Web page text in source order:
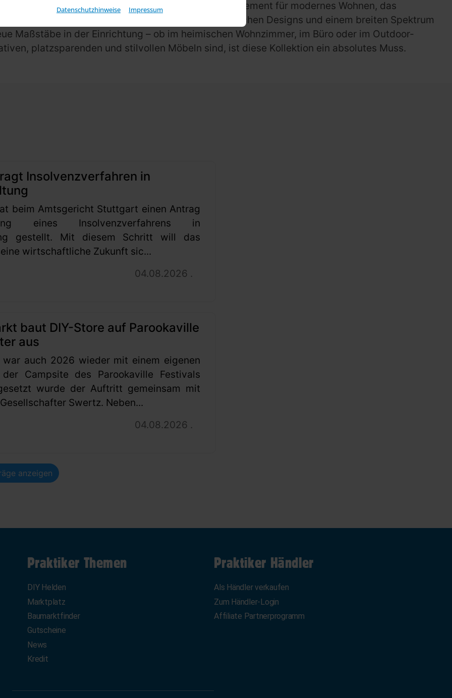
Datenschutzhinweise Impressum
mehr als nur eine Sitzgelegenheit. Sie sind ein Statement für modernes Wohnen, das
vereint. Mit einer Vielfalt an Materialien, ergonomischen Designs und einem breiten Spektrum
Maßstäbe in der Einrichtung – ob im heimischen Wohnzimmer, im Büro oder im Outdoor-
platzsparenden und stilvollen Möbeln sind, ist diese Kollektion ein absolutes Muss.
Insolvenzverfahren in
beim Amtsgericht Stuttgart einen Antrag
eines Insolvenzverfahrens in
gestellt. Mit diesem Schritt will das
wirtschaftliche Zukunft sic...
04.08.2026 .
baut DIY-Store auf Parookaville
aus
war auch 2026 wieder mit einem eigenen
Campsite des Parookaville Festivals
wurde der Auftritt gemeinsam mit
Swertz. Neben...
04.08.2026 .
anzeigen
Praktiker Themen
DIY Helden
Marktplatz
Baumarktfinder
Gutscheine
News
Kredit
Praktiker Händler
Als Händler verkaufen
Zum Händler-Login
Affiliate Partnerprogramm